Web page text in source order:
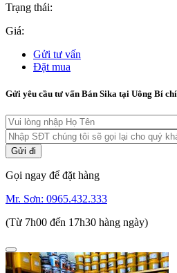
Trạng thái:
Giá:
Gửi tư vấn
Đặt mua
Gửi yêu cầu tư vấn Bán Sika tại Uông Bí
Gọi ngay để đặt hàng
Mr. Sơn: 0965.432.333
(Từ 7h00 đến 17h30 hàng ngày)